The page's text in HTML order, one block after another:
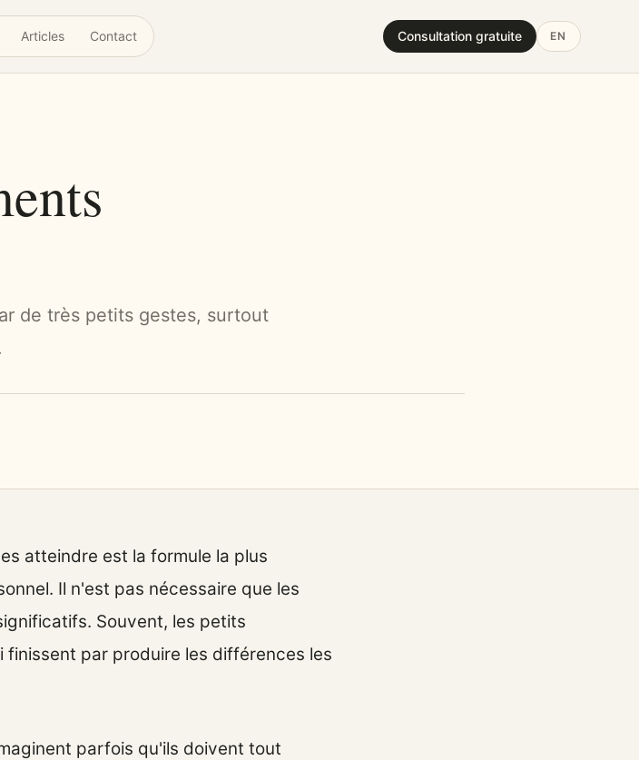
Articles Contact Consultation gratuite EN
de très petits gestes, surtout
atteindre est la formule la plus
Il n'est pas nécessaire que les
Souvent, les petits
par produire les différences les
parfois qu'ils doivent tout